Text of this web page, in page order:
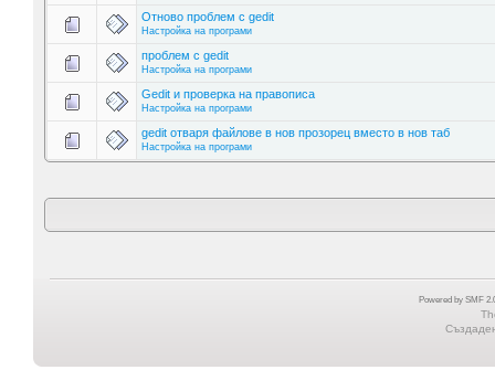
Отново проблем с gedit
Настройка на програми
проблем с gedit
Настройка на програми
Gedit и проверка на правописа
Настройка на програми
gedit отваря файлове в нов прозорец вместо в нов таб
Настройка на програми
Powered by SMF